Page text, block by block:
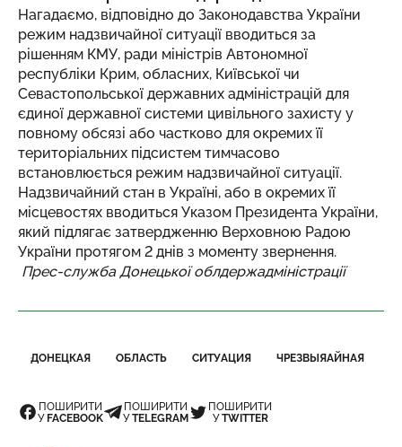
Нагадаємо, відповідно до Законодавства України
режим надзвичайної ситуації вводиться за
рішенням КМУ, ради міністрів Автономної
республіки Крим, обласних, Київської чи
Севастопольської державних адміністрацій для
єдиної державної системи цивільного захисту у
повному обсязі або частково для окремих її
територіальних підсистем тимчасово
встановлюється режим надзвичайної ситуації.
Надзвичайний стан в Україні, або в окремих її
місцевостях вводиться Указом Президента України,
який підлягає затвердженню Верховною Радою
України протягом 2 днів з моменту звернення.
Прес-служба Донецької облдержадміністрації
ДОНЕЦКАЯ ОБЛАСТЬ СИТУАЦИЯ ЧРЕЗВЫЯАЙНАЯ
ПОШИРИТИ
УFACEBOOK
ПОШИРИТИ
УTELEGRAM
ПОШИРИТИ
УTWITTER